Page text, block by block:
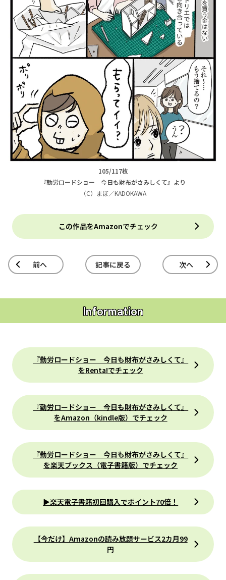
105/117枚
『勤労ロードショー 今日も財布がさみしくて』より
（C）まぼ／KADOKAWA
この作品をAmazonでチェック
前へ 記事に戻る 次へ
Information
『勤労ロードショー 今日も財布がさみしくて』
をRenta!でチェック
『勤労ロードショー 今日も財布がさみしくて』
をAmazon（kindle版）でチェック
『勤労ロードショー 今日も財布がさみしくて』
を楽天ブックス（電子書籍版）でチェック
▶楽天電子書籍初回購入でポイント70倍！
【今だけ】Amazonの読み放題サービス2カ月99
円